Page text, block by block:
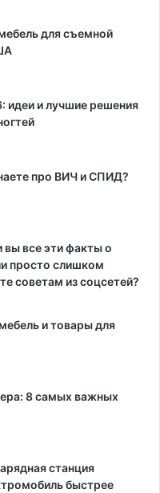
для съемной
идеи и лучшие решения
про ВИЧ и СПИД?
вы все эти факты о
просто слишком
советам из соцсетей?
и товары для
8 самых важных
станция
быстрее